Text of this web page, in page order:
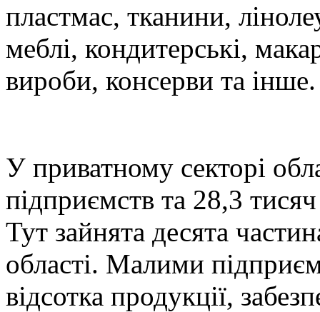
пластмас, тканини,
меблі, кондитерські,
вироби, консерви та інше.
У приватному секторі
підприємств та 28,3
Тут зайнята десята
області. Малими
відсотка продукції,